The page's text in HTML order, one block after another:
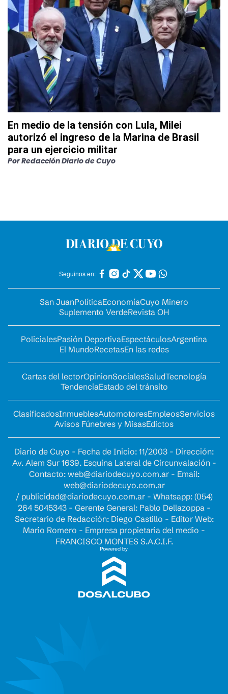
En medio de la tensión con Lula, Milei
autorizó el ingreso de la Marina de Brasil
para un ejercicio militar
PorRedacción Diario de Cuyo
Seguinos en:
San JuanPolíticaEconomíaCuyo Minero
Suplemento VerdeRevista OH
PolicialesPasión DeportivaEspectáculosArgentina
El MundoRecetasEn las redes
Cartas del lectorOpinionSocialesSaludTecnología
TendenciaEstado del tránsito
ClasificadosInmueblesAutomotoresEmpleosServicios
Avisos Fúnebres y MisasEdictos
Diario de Cuyo - Fecha de Inicio: 11/2003 - Dirección:
Av. Alem Sur 1639. Esquina Lateral de Circunvalación -
Contacto: web@diariodecuyo.com.ar- Email:
web@diariodecuyo.com.ar
/ publicidad@diariodecuyo.com.ar- Whatsapp: (054)
264 5045343 - Gerente General: Pablo Dellazoppa -
Secretario de Redacción: Diego Castillo - Editor Web:
Mario Romero - Empresa propietaria del medio -
FRANCISCO MONTES S.A.C.I.F.